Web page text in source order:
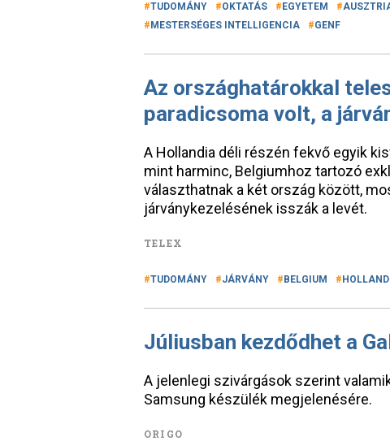
TUDOMÁNY OKTATÁS EGYETEM
MESTERSÉGES INTELLIGENCIA
GENF
Az országhatárokkal
paradicsoma volt, a
A Hollandia déli részén fekvő egyik
mint harminc, Belgiumhoz tartozó
választhatnak a két ország között,
járványkezelésének isszák a levét.
TELEX
TUDOMÁNY JÁRVÁNY BELGIUM
Júliusban kezdődhet a
A jelenlegi szivárgások szerint
Samsung készülék megjelenésére.
ORIGO